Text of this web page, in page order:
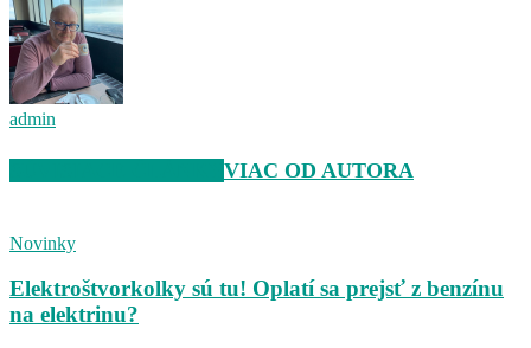
admin
VIAC OD AUTORA
Novinky
Elektroštvorkolky sú tu! Oplatí sa prejsť z benzínu
na elektrinu?